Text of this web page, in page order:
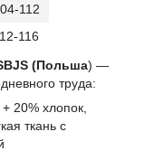
112
116
(Польша) —
труда:
20% хлопок,
ткань с